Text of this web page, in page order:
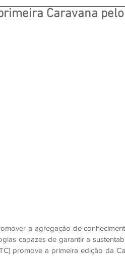
Caravana
a agregação de
capazes de garantir a
promove a primeira edição da